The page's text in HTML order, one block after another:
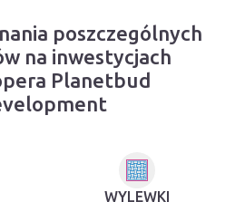
poszczególnych
na inwestycjach
Planetbud
WYLEWKI